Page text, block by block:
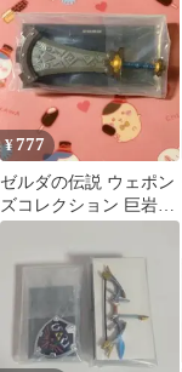
¥777
ゼルダの伝説 ウェポン
ズコレクション 巨岩砕
き